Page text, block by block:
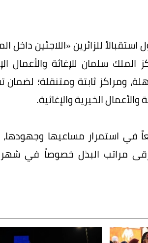
استقبالاً للزائرين «اللاجئين
الملك سلمان للإغاثة والأعمال
ومراكز ثابتة ومتنقلة؛
والأعمال الخيرية والإغاثية.
في استمرار مساعيها
مراتب البذل خصوصاً في